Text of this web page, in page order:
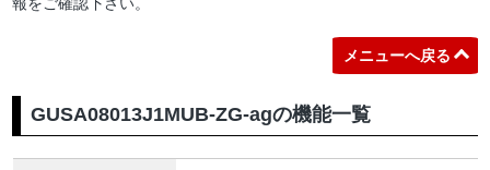
メニューへ戻る
GUSA08013J1MUB-ZG-agの機能一覧